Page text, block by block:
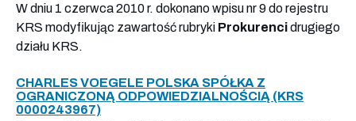
W dniu 1 czerwca 2010 r. dokonano wpisu nr 9 do rejestru
KRS modyfikując zawartość rubryki Prokurencidrugiego
działu KRS.
CHARLES VOEGELE POLSKA SPÓŁKA Z
OGRANICZONĄ ODPOWIEDZIALNOŚCIĄ (KRS
0000243967)